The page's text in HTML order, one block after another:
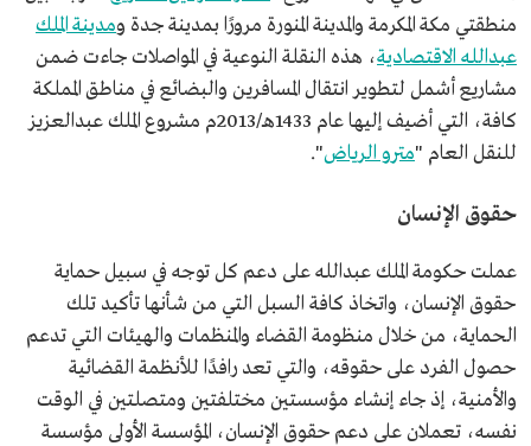
منطقتي مكة المكرمة والمدينة المنورة مرورًا بمدينة جدة ومدينة الملك
عبدالله الاقتصادية، هذه النقلة النوعية في المواصلات جاءت ضمن
مشاريع أشمل لتطوير انتقال المسافرين والبضائع في مناطق المملكة
كافة، التي أضيف إليها عام 1433هـ/2013م مشروع الملك عبدالعزيز
للنقل العام "مترو الرياض".
حقوق الإنسان
عملت حكومة الملك عبدالله على دعم كل توجه في سبيل حماية
حقوق الإنسان، واتخاذ كافة السبل التي من شأنها تأكيد تلك
الحماية، من خلال منظومة القضاء والمنظمات والهيئات التي تدعم
حصول الفرد على حقوقه، والتي تعد رافدًا للأنظمة القضائية
والأمنية، إذ جاء إنشاء مؤسستين مختلفتين ومتصلتين في الوقت
نفسه، تعملان على دعم حقوق الإنسان، المؤسسة الأولى مؤسسة